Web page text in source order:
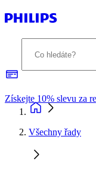
Získejte 10% slevu za
Všechny řady